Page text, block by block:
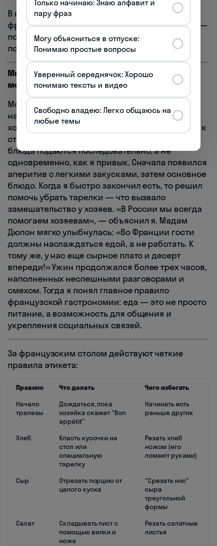
В промежутке между обедом и ужином
французы могут устраиватьle goûter(ле гуте) —
полдник, особенно популярный среди детей и
подростков. 🥐
Михаил Дорофеев, преподаватель
межкультурной коммуникации
Мой первый ужин в французской семье стал
настоящим культурным откровением. Когда
хозяйка дома, мадам Дюпон, пригласила меня к
столу, я с удивлением обнаружил, что все
блюда подаются последовательно, а не
одновременно, как я привык. Сначала появился
аперитив с легкими закусками, затем основное
блюдо. Когда я быстро закончил есть, то решил
помочь убрать тарелки — что вызвало
замешательство у хозяев. «В России мы всегда
помогаем хозяевам», — объяснил я. Мадам
Дюпон мягко улыбнулась: «Во Франции гости
должны наслаждаться едой, а не работать. К
тому же, у нас еще сырное плато и десерт
впереди!» Ужин продолжался более трех часов,
наполненных неспешными разговорами и
смехом. Тогда я понял главное правило
французской гастрономии: еда — это не просто
питание, а возможность для общения и
укрепления социальных связей.
За французским столом действуют четкие
правила этикета:
Правило Что делать
Чего избегать
Начало
трапезы
Дождаться, пока
хозяйка скажет "Bon
appétit"
Начинать есть
раньше других
Хлеб
Класть кусочки на
стол или
специальную
тарелку
Резать хлеб
ножом (его
ломают руками)
Сыр
Отрезать порцию от
целого куска
"Срезать нос"
сыра
треугольной
формы
Салат
Складывать лист с
помощью вилки и
ножа
Резать салатные
листья
Только начинаю: Знаю алфавит и
пару фраз
Могу объясниться в отпуске:
Понимаю простые вопросы
Уверенный середнячок: Хорошо
понимаю тексты и видео
Свободно владею: Легко общаюсь на
любые темы